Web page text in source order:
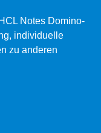
Notes Domino-
individuelle
zu anderen